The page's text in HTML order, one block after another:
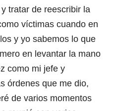
tratar de reescribir la
víctimas cuando en
y yo sabemos lo que
en levantar la mano
como mi jefe y
órdenes que me dio,
de varios momentos